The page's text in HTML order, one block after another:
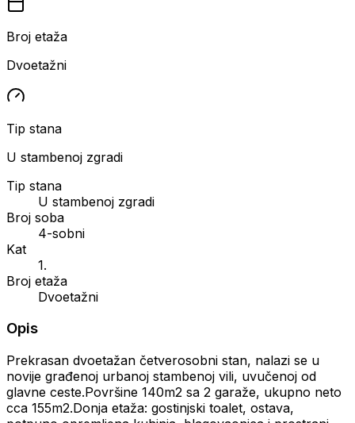
Broj etaža
Dvoetažni
Tip stana
U stambenoj zgradi
Tip stana
U stambenoj zgradi
Broj soba
4-sobni
Kat
1.
Broj etaža
Dvoetažni
Opis
Prekrasan dvoetažan četverosobni stan, nalazi se u
novije građenoj urbanoj stambenoj vili, uvučenoj od
glavne ceste.Površine 140m2 sa 2 garaže, ukupno neto
cca 155m2.Donja etaža: gostinjski toalet, ostava,